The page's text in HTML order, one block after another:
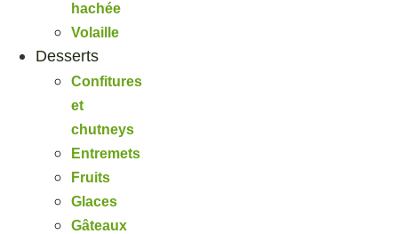
hachée
Volaille
Desserts
Confitures
et
chutneys
Entremets
Fruits
Glaces
Gâteaux